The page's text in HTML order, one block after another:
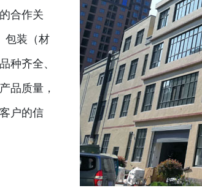
合作关
包装（材
种齐全、
品质量，
户的信